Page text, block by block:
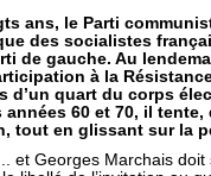
ans, le Parti
des socialistes
de gauche. Au
à la
d’un quart du corps
60 et 70, il
tout en glissant sur la
et Georges Marchais